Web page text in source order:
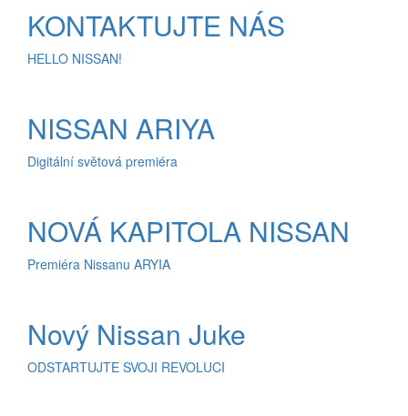
KONTAKTUJTE NÁS
HELLO NISSAN!
NISSAN ARIYA
Digitální světová premiéra
NOVÁ KAPITOLA NISSAN
Premiéra Nissanu ARYIA
Nový Nissan Juke
ODSTARTUJTE SVOJI REVOLUCI